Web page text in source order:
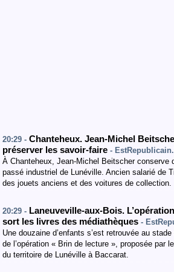
20:29 - Chanteheux. Jean-Michel
préserver les savoir-faire -
À Chanteheux, Jean-Michel Beitscher conserve
passé industriel de Lunéville. Ancien salarié de
des jouets anciens et des voitures de collection.
20:29 - Laneuveville-aux-Bois.
sort les livres des médiathèques -
Une douzaine d’enfants s’est retrouvée au
de l’opération « Brin de lecture », proposée par
du territoire de Lunéville à Baccarat.